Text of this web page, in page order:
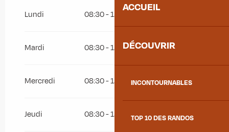
ACCUEIL
DÉCOUVRIR
INCONTOURNABLES
TOP 10 DES RANDOS
8 décembre 2027
Lundi 08:30 - 12:00
Mardi 08:30 - 12:00 13:30 - 16:30
Mercredi 08:30 - 12:00 13:30 - 16:30
Jeudi 08:30 - 12:00 13:30 - 16:30